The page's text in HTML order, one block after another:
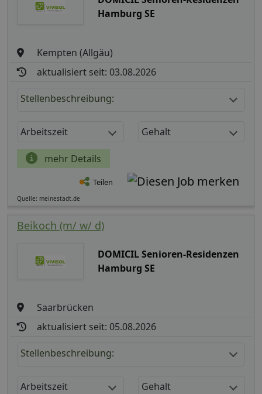
Hamburg SE
Kempten (Allgäu)
aktualisiert seit: 03.08.2026
Stellenbeschreibung:
Arbeitszeit Gehalt
mehr Details
Teilen
Quelle: meinestadt.de
Beikoch (m/ w/ d)
DOMICIL Senioren-Residenzen
Hamburg SE
Saarbrücken
aktualisiert seit: 05.08.2026
Stellenbeschreibung:
Arbeitszeit Gehalt